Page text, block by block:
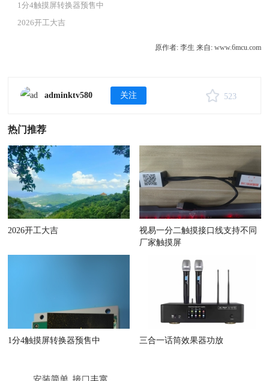
1分4触摸屏转换器预售中
2026开工大吉
原作者: 李生 来自: www.6mcu.com
adminktv580 关注 523
热门推荐
2026开工大吉
视易一分二触摸接口线支持不同
厂家触摸屏
1分4触摸屏转换器预售中 三合一话筒效果器功放